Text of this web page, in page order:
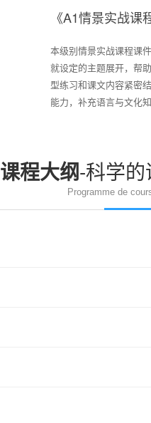
《A1情景实战课
本级别情景实战课程课
就设定的主题展开，帮
型练习和课文内容紧密
能力，补充语言与文化
课程大纲-科学
Programme de